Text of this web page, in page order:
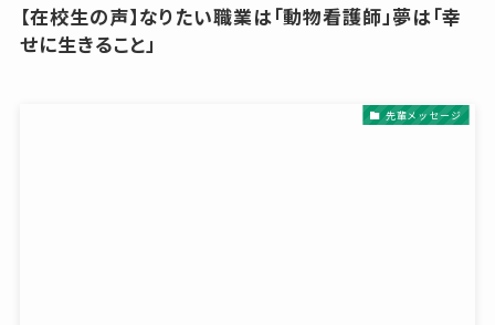
【在校生の声】なりたい職業は「動物看護師」夢は「幸
せに生きること」
先輩メッセージ